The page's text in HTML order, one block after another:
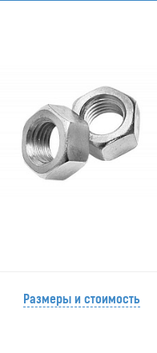
Размеры и стоимость